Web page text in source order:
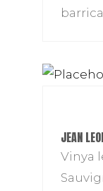
JEAN
Vinya